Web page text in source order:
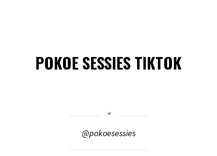
POKOE SESSIES TIKTOK
@pokoesessies